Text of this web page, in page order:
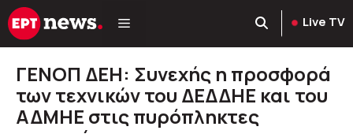
Μετάβαση
σε
Live TV
ΓΕΝΟΠ ΔΕΗ: Συνεχής η προσφορά
των τεχνικών του ΔΕΔΔΗΕ και του
ΑΔΜΗΕ στις πυρόπληκτες